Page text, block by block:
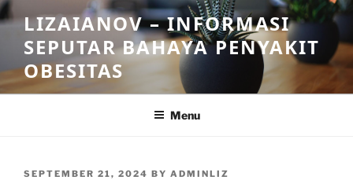
Skip
to
content
LIZAIANOV – INFORMASI
SEPUTAR BAHAYA PENYAKIT
OBESITAS
Menu
POSTED
SEPTEMBER 21, 2024 BY ADMINLIZ